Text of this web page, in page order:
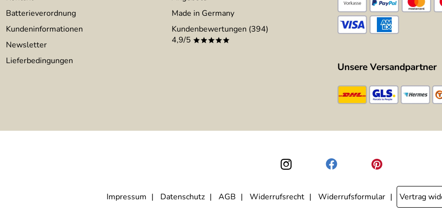
Batterieverordnung
Kundeninformationen
Newsletter
Lieferbedingungen
Made in Germany
Kundenbewertungen (394)
4,9/5 *****
Unsere Versandpartner
Impressum Datenschutz AGB Widerrufsrecht Widerrufsformular Vertrag